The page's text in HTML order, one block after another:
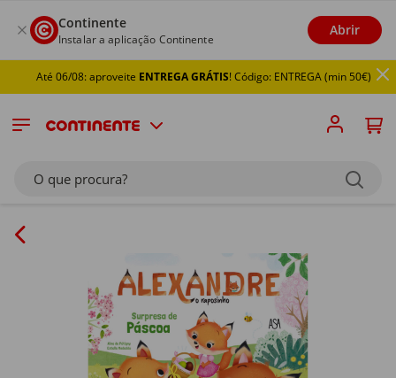
Continente
Instalar a aplicação Continente
Abrir
Até 06/08: aproveiteENTREGA GRÁTIS! Código: ENTREGA (min 50€)
O que procura?